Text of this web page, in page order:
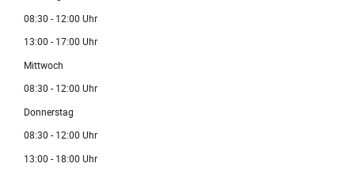
08:30 - 12:00 Uhr
13:00 - 17:00 Uhr
Mittwoch
08:30 - 12:00 Uhr
Donnerstag
08:30 - 12:00 Uhr
13:00 - 18:00 Uhr